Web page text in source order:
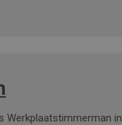
Werkplaatstimmerman in